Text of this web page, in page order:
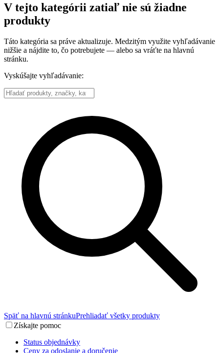
V tejto kategórii zatiaľ nie sú žiadne
produkty
Táto kategória sa práve aktualizuje. Medzitým využite vyhľadávanie
nižšie a nájdite to, čo potrebujete — alebo sa vráťte na hlavnú
stránku.
Vyskúšajte vyhľadávanie:
Späť na hlavnú stránkuPrehliadať všetky produkty
Získajte pomoc
Status objednávky
Ceny za odoslanie a doručenie